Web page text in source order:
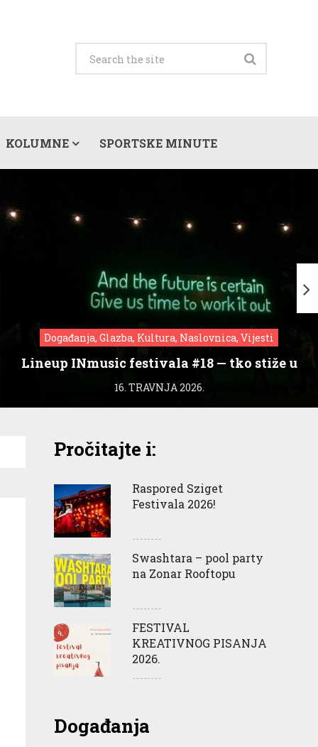
KOLUMNE SPORTSKE MINUTE
Događanja, Glazba, Kultura, Naslovnica, Vijesti
Lineup INmusic festivala #18 — tko stiže u
Zagreb?
16. TRAVNJA 2026.
Pročitajte i:
Raspored Sziget
Festivala 2026!
Swashtara – pool party
na Zonar Rooftopu
FESTIVAL
KREATIVNOG PISANJA
2026.
Događanja